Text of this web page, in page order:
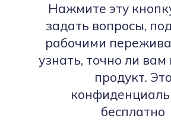
Нажмите эту
задать вопросы,
рабочими
узнать, точно ли вам
продукт. Это
бесплатно